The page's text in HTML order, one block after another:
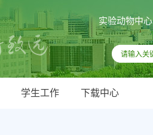
实验动物中心
学生工作 下载中心